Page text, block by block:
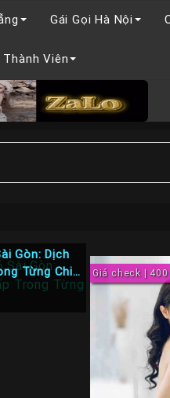
Gái Gọi Hà Nội
Thành Viên
Gòn: Dịch
Từng Chi
Giá check | 400